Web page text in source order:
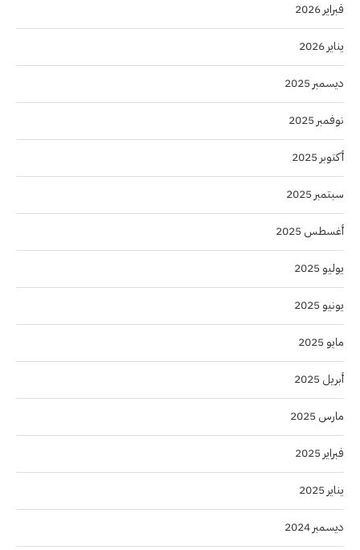
فبراير 2026
يناير 2026
ديسمبر 2025
نوفمبر 2025
أكتوبر 2025
سبتمبر 2025
أغسطس 2025
يوليو 2025
يونيو 2025
مايو 2025
أبريل 2025
مارس 2025
فبراير 2025
يناير 2025
ديسمبر 2024